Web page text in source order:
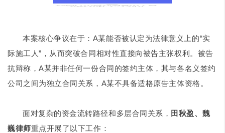
本案核心争议在于：A某能否被认定为法律意义上的“实
际施工人”，从而突破合同相对性直接向被告主张权利。被告
抗辩称，A某并非任何一份合同的签约主体，其与各名义签约
公司之间为独立合同关系，A某不具备适格原告主体资格。
面对复杂的资金流转路径和多层合同关系， 田秋盈、魏
巍律师重点开展了以下工作：